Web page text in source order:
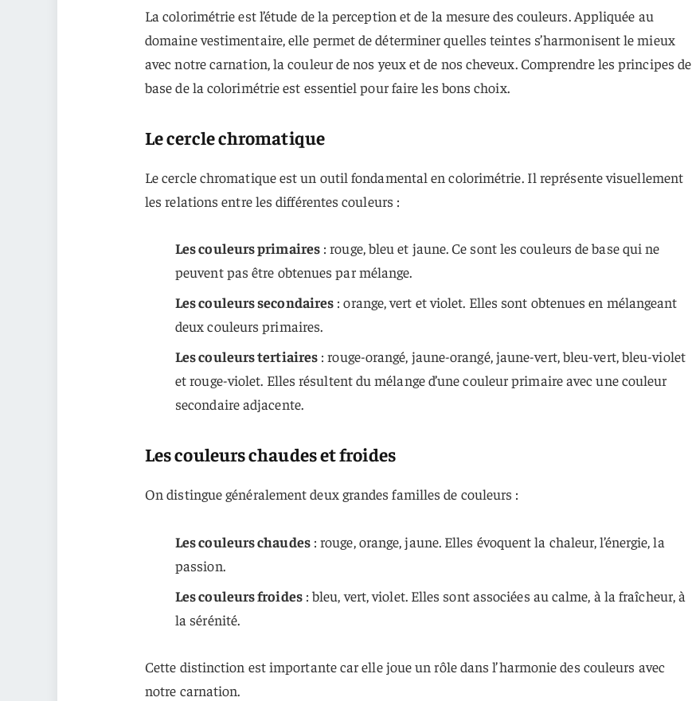
La colorimétrie est l’étude de la perception et de la mesure des couleurs. Appliquée au
domaine vestimentaire, elle permet de déterminer quelles teintes s’harmonisent le mieux
avec notre carnation, la couleur de nos yeux et de nos cheveux. Comprendre les principes de
base de la colorimétrie est essentiel pour faire les bons choix.
Le cercle chromatique
Le cercle chromatique est un outil fondamental en colorimétrie. Il représente visuellement
les relations entre les différentes couleurs :
Les couleurs primaires: rouge, bleu et jaune. Ce sont les couleurs de base qui ne
peuvent pas être obtenues par mélange.
Les couleurs secondaires : orange, vert et violet. Elles sont obtenues en mélangeant
deux couleurs primaires.
Les couleurs tertiaires : rouge-orangé, jaune-orangé, jaune-vert, bleu-vert, bleu-violet
et rouge-violet. Elles résultent du mélange d’une couleur primaire avec une couleur
secondaire adjacente.
Les couleurs chaudes et froides
On distingue généralement deux grandes familles de couleurs :
Les couleurs chaudes: rouge, orange, jaune. Elles évoquent la chaleur, l’énergie, la
passion.
Les couleurs froides: bleu, vert, violet. Elles sont associées au calme, à la fraîcheur, à
la sérénité.
Cette distinction est importante car elle joue un rôle dans l’harmonie des couleurs avec
notre carnation.